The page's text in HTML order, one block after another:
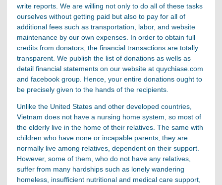
write reports. We are willing not only to do all of these tasks
ourselves without getting paid but also to pay for all of
additional fees such as transportation, labor, and website
maintenance by our own expenses. In order to obtain full
credits from donators, the financial transactions are totally
transparent. We publish the list of donations as wells as
detail financial statements on our website at quychiase.com
and facebook group. Hence, your entire donations ought to
be precisely given to the hands of the recipients.
Unlike the United States and other developed countries,
Vietnam does not have a nursing home system, so most of
the elderly live in the home of their relatives. The same with
children who have none or incapable parents, they are
normally live among relatives, dependent on their support.
However, some of them, who do not have any relatives,
suffer from many hardships such as lonely wandering
homeless, insufficient nutritional and medical care support,